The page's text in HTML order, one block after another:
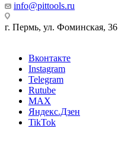
info@pittools.ru
г. Пермь, ул. Фоминская, 36
Вконтакте
Instagram
Telegram
Rutube
MAX
Яндекс.Дзен
TikTok